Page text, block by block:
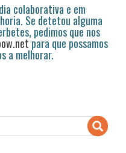
colaborativa e em
Se detetou alguma
pedimos que nos
para que possamos
a melhorar.